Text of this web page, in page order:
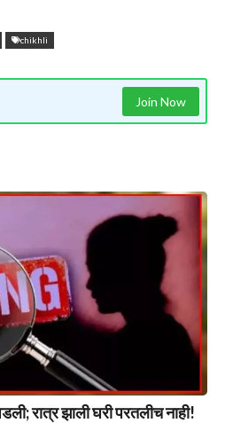
chikhli
Join Now
रात्र झाली घरी परतलीच नाही!